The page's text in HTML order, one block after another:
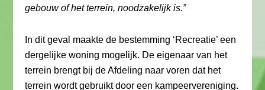
gebouw of het terrein, noodzakelijk is.”
In dit geval maakte de bestemming ‘Recreatie’ een
dergelijke woning mogelijk. De eigenaar van het
terrein brengt bij de Afdeling naar voren dat het
terrein wordt gebruikt door een kampeervereniging.